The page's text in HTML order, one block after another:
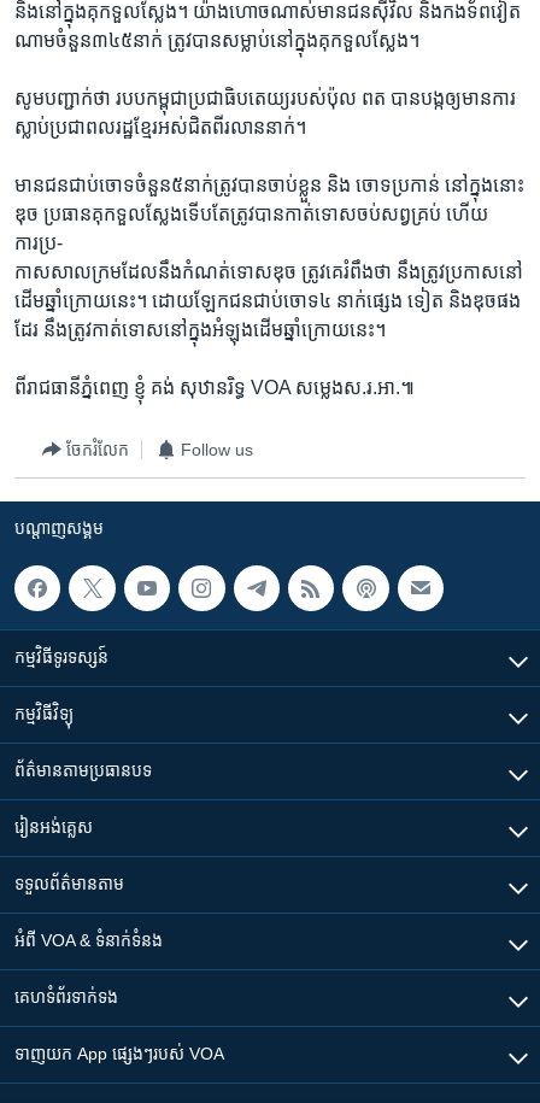
និងនៅក្នុងគុកទួលស្លែង។ យ៉ាងហោចណាស់មានជនស៊ីវិល និងកងទ័ពវៀត
ណាមចំនួន៣៤៥នាក់ ត្រូវបានសម្លាប់នៅក្នុងគុកទួលស្លែង។
សូមបញ្ជាក់ថា របបកម្ពុជាប្រជាធិបតេយ្យរបស់ប៉ុល ពត បានបង្កឲ្យមានការ
ស្លាប់ប្រជាពលរដ្ឋខ្មែរអស់ជិតពីរលាននាក់។
មានជនជាប់ចោទចំនួន៥នាក់ត្រូវបានចាប់ខ្លួន និង ចោទប្រកាន់ នៅក្នុងនោះ
ឌុច ប្រធានគុកទួលស្លែងទើបតែត្រូវបានកាត់ទោសចប់សព្វគ្រប់ ហើយ
ការប្រ-
កាសសាលក្រមដែលនឹងកំណត់ទោសឌុច ត្រូវគេរំពឹងថា នឹងត្រូវប្រកាសនៅ
ដើមឆ្នាំក្រោយនេះ។ ដោយឡែកជនជាប់ចោទ៤ នាក់ផ្សេង ទៀត និងឌុចផង
ដែរ នឹងត្រូវកាត់ទោសនៅក្នុងអំឡុងដើមឆ្នាំក្រោយនេះ។
ពីរាជធានីភ្នំពេញ ខ្ញុំ គង់ សុឋានរិទ្ធ VOA សម្លេងស.រ.អា.៕
ចែករំលែក Follow us
បណ្តាញ​សង្គម
កម្មវិធី​ទូរទស្សន៍
កម្មវិធី​វិទ្យុ
ព័ត៌មាន​តាមប្រធានបទ​
រៀន​​អង់គ្លេស
ទទួល​ព័ត៌មាន​តាម
អំពី​ VOA & ទំនាក់ទំនង
គេហទំព័រ​​ទាក់ទង
ទាញយក​ App ផ្សេងៗ​របស់​ VOA